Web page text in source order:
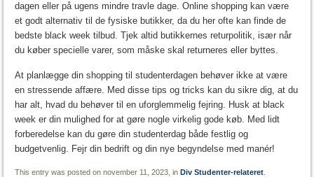
dagen eller på ugens mindre travle dage. Online shopping kan være
et godt alternativ til de fysiske butikker, da du her ofte kan finde de
bedste black week tilbud. Tjek altid butikkernes returpolitik, især når
du køber specielle varer, som måske skal returneres eller byttes.
At planlægge din shopping til studenterdagen behøver ikke at være
en stressende affære. Med disse tips og tricks kan du sikre dig, at du
har alt, hvad du behøver til en uforglemmelig fejring. Husk at black
week er din mulighed for at gøre nogle virkelig gode køb. Med lidt
forberedelse kan du gøre din studenterdag både festlig og
budgetvenlig. Fejr din bedrift og din nye begyndelse med manér!
This entry was posted on november 11, 2023, in Div Studenter-relateret.